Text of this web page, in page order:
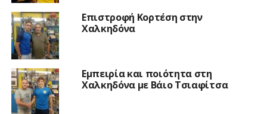
Επιστροφή Κορτέση στην
Χαλκηδόνα
Εμπειρία και ποιότητα στη
Χαλκηδόνα με Βάιο Τσιαφίτσα